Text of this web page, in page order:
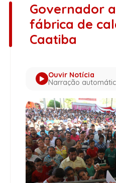
Governador
fábrica de
Caatiba
Ouvir Notícia
Narração